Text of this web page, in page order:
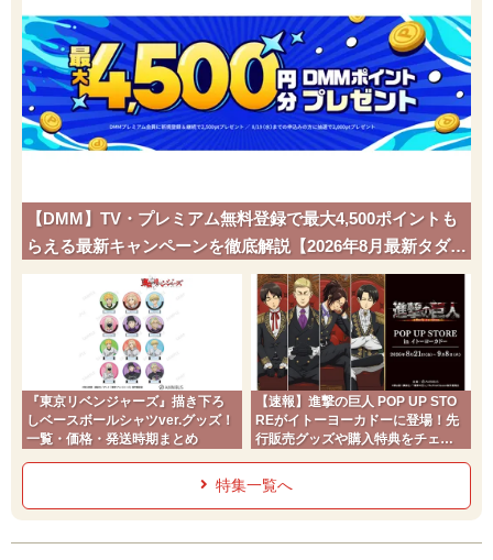
【DMM】TV・プレミアム無料登録で最大4,500ポイントも
らえる最新キャンペーンを徹底解説【2026年8月最新タダポ
チ】
『東京リベンジャーズ』描き下ろ
しベースボールシャツver.グッズ！
一覧・価格・発送時期まとめ
【速報】進撃の巨人 POP UP STO
REがイトーヨーカドーに登場！先
行販売グッズや購入特典をチェッ
特集一覧へ